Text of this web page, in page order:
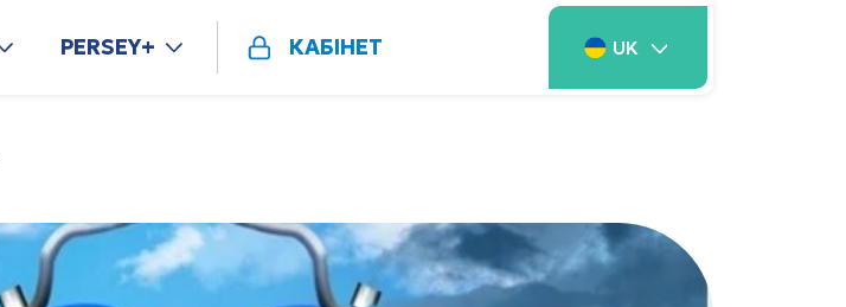
PERSEY+ КАБІНЕТ UK